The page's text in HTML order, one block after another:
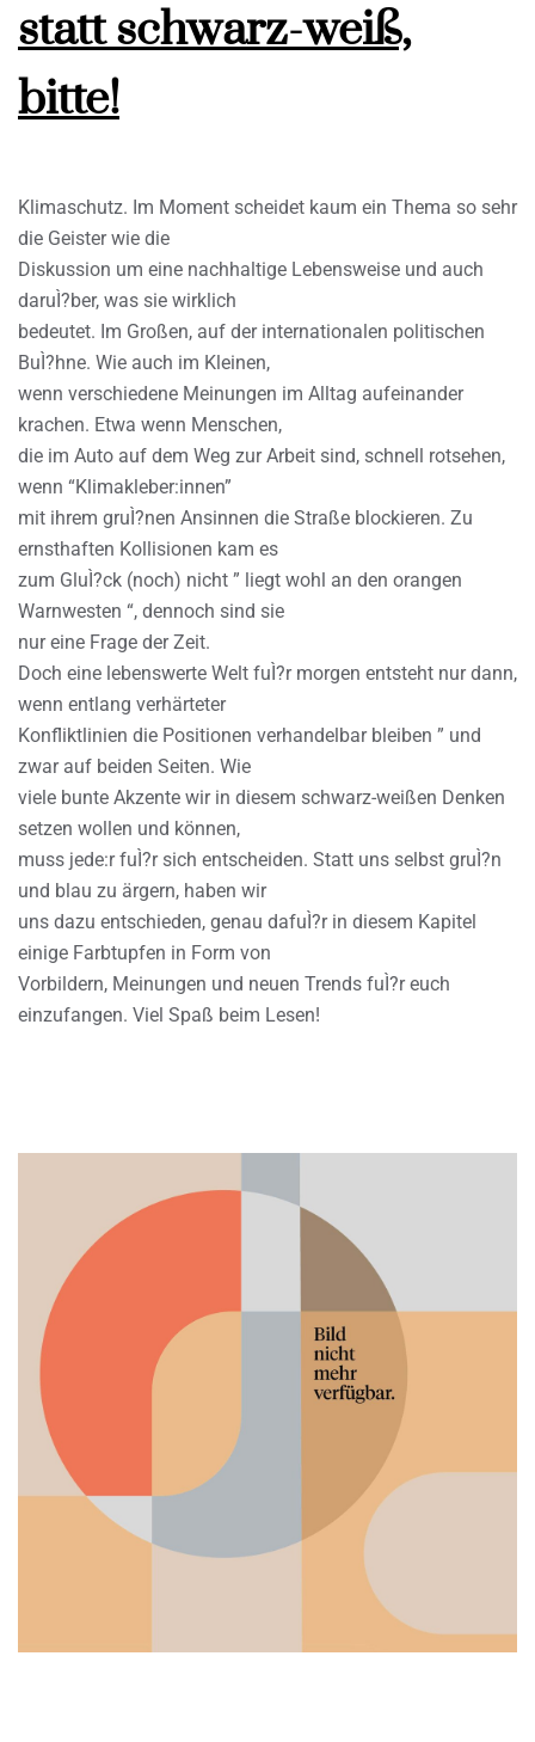
statt schwarz-weiß,
bitte!
Klimaschutz. Im Moment scheidet kaum ein Thema so sehr
die Geister wie die
Diskussion um eine nachhaltige Lebensweise und auch
daruÌ?ber, was sie wirklich
bedeutet. Im Großen, auf der internationalen politischen
BuÌ?hne. Wie auch im Kleinen,
wenn verschiedene Meinungen im Alltag aufeinander
krachen. Etwa wenn Menschen,
die im Auto auf dem Weg zur Arbeit sind, schnell rotsehen,
wenn “Klimakleber:innen”
mit ihrem gruÌ?nen Ansinnen die Straße blockieren. Zu
ernsthaften Kollisionen kam es
zum GluÌ?ck (noch) nicht ” liegt wohl an den orangen
Warnwesten “, dennoch sind sie
nur eine Frage der Zeit.
Doch eine lebenswerte Welt fuÌ?r morgen entsteht nur dann,
wenn entlang verhärteter
Konfliktlinien die Positionen verhandelbar bleiben ” und
zwar auf beiden Seiten. Wie
viele bunte Akzente wir in diesem schwarz-weißen Denken
setzen wollen und können,
muss jede:r fuÌ?r sich entscheiden. Statt uns selbst gruÌ?n
und blau zu ärgern, haben wir
uns dazu entschieden, genau dafuÌ?r in diesem Kapitel
einige Farbtupfen in Form von
Vorbildern, Meinungen und neuen Trends fuÌ?r euch
einzufangen. Viel Spaß beim Lesen!